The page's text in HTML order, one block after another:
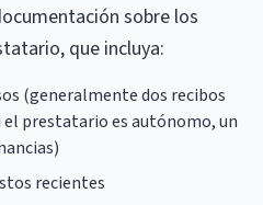
sobre los
que incluya:
(generalmente dos recibos
el prestatario es autónomo, un
recientes